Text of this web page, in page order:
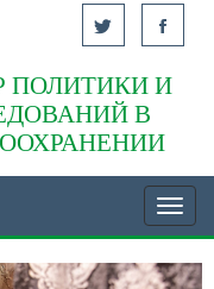
ПОЛИТИКИ И
В